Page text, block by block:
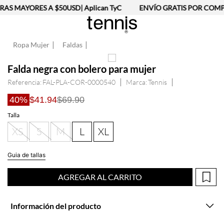
MAYORES A $50USD| Aplican TyC ENVÍO GRATIS POR
Ropa Mujer Faldas
Falda negra con bolero para mujer
Referencia: FAL-PLA-COR-0000540 Tennis
40% $41.94$69.90
Talla
XS S M L XL
Guia de tallas
AGREGAR AL CARRITO
Información del producto